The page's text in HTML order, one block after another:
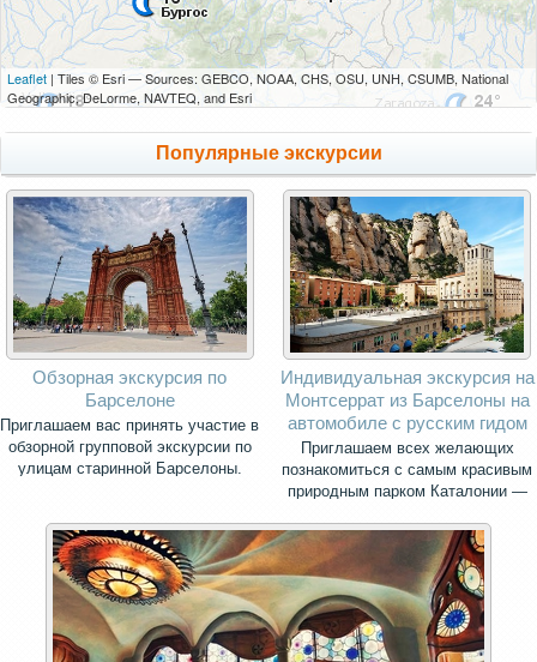
Leaflet | Tiles © Esri — Sources: GEBCO, NOAA, CHS, OSU, UNH, CSUMB, National
Geographic, DeLorme, NAVTEQ, and Esri
Популярные экскурсии
Обзорная экскурсия по
Барселоне
Приглашаем вас принять участие в
обзорной групповой экскурсии по
улицам старинной Барселоны.
Индивидуальная экскурсия на
Монтсеррат из Барселоны на
автомобиле с русским гидом
Приглашаем всех желающих
познакомиться с самым красивым
природным парком Каталонии —